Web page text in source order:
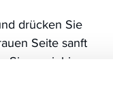
drücken Sie
Seite sanft
Sie zwei- bis